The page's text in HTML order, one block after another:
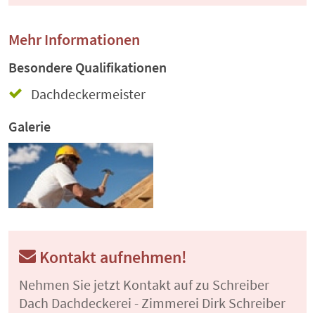
Mehr Informationen
Besondere Qualifikationen
Dachdeckermeister
Galerie
Kontakt aufnehmen!
Nehmen Sie jetzt Kontakt auf zu Schreiber
Dach Dachdeckerei - Zimmerei Dirk Schreiber